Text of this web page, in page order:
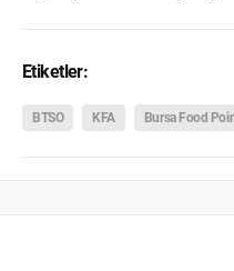
Etiketler:
BTSO KFA Bursa Food